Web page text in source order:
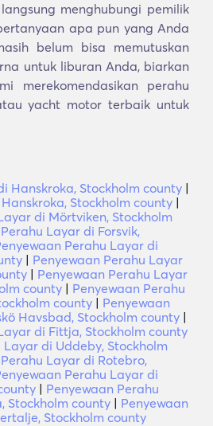
menghubungi pemilik
apa pun yang Anda
belum bisa memutuskan
untuk liburan Anda, biarkan
merekomendasikan perahu
yacht motor terbaik untuk
Hanskroka, Stockholm county |
Stockholm county |
di Mörtviken, Stockholm
Layar di Forsvik,
Perahu Layar di
| Penyewaan Perahu Layar
| Penyewaan Perahu Layar
county | Penyewaan Perahu
county | Penyewaan
Havsbad, Stockholm county |
di Fittja, Stockholm county
di Uddeby, Stockholm
Layar di Rotebro,
Perahu Layar di
| Penyewaan Perahu
Stockholm county | Penyewaan
Stockholm county